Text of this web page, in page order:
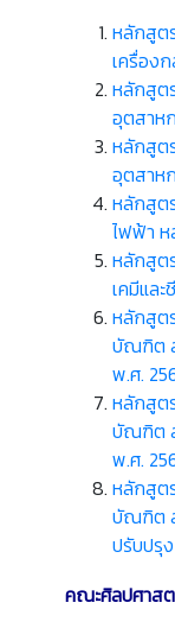
หลักสูต
เครื่อง
หลักสูต
อุตสาห
หลักสูต
อุตสาห
หลักสูต
ไฟฟ้า
หลักสูต
เคมีแล
หลักสูต
บัณฑิต
พ.ศ.
หลักสูต
บัณฑิต
พ.ศ.
หลักสูต
บัณฑิต
ปรับปรุ
คณะศิลปศาส